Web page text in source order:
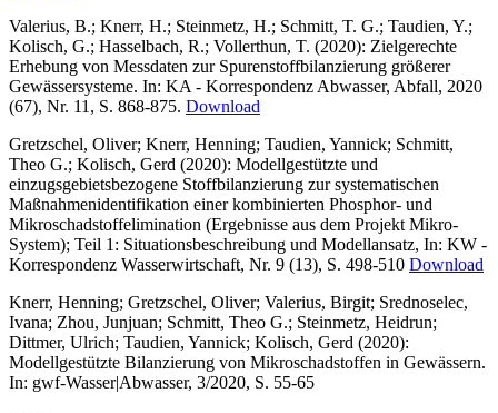
Valerius, B.; Knerr, H.; Steinmetz, H.; Schmitt, T. G.; Taudien, Y.;
Kolisch, G.; Hasselbach, R.; Vollerthun, T. (2020): Zielgerechte
Erhebung von Messdaten zur Spurenstoffbilanzierung größerer
Gewässersysteme. In: KA - Korrespondenz Abwasser, Abfall, 2020
(67), Nr. 11, S. 868-875. Download
Gretzschel, Oliver; Knerr, Henning; Taudien, Yannick; Schmitt,
Theo G.; Kolisch, Gerd (2020): Modellgestützte und
einzugsgebietsbezogene Stoffbilanzierung zur systematischen
Maßnahmenidentifikation einer kombinierten Phosphor- und
Mikroschadstoffelimination (Ergebnisse aus dem Projekt Mikro-
System); Teil 1: Situationsbeschreibung und Modellansatz, In: KW -
Korrespondenz Wasserwirtschaft, Nr. 9 (13), S. 498-510 Download
Knerr, Henning; Gretzschel, Oliver; Valerius, Birgit; Srednoselec,
Ivana; Zhou, Junjuan; Schmitt, Theo G.; Steinmetz, Heidrun;
Dittmer, Ulrich; Taudien, Yannick; Kolisch, Gerd (2020):
Modellgestützte Bilanzierung von Mikroschadstoffen in Gewässern.
In: gwf-Wasser|Abwasser, 3/2020, S. 55-65